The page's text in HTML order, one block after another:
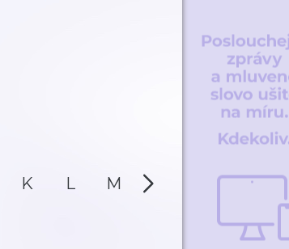
K L M N P